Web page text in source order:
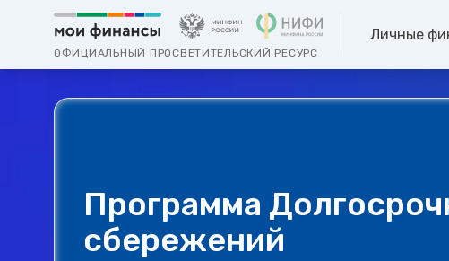
ОФИЦИАЛЬНЫЙ ПРОСВЕТИТЕЛЬСКИЙ РЕСУРС
Личные
Программа
сбережений